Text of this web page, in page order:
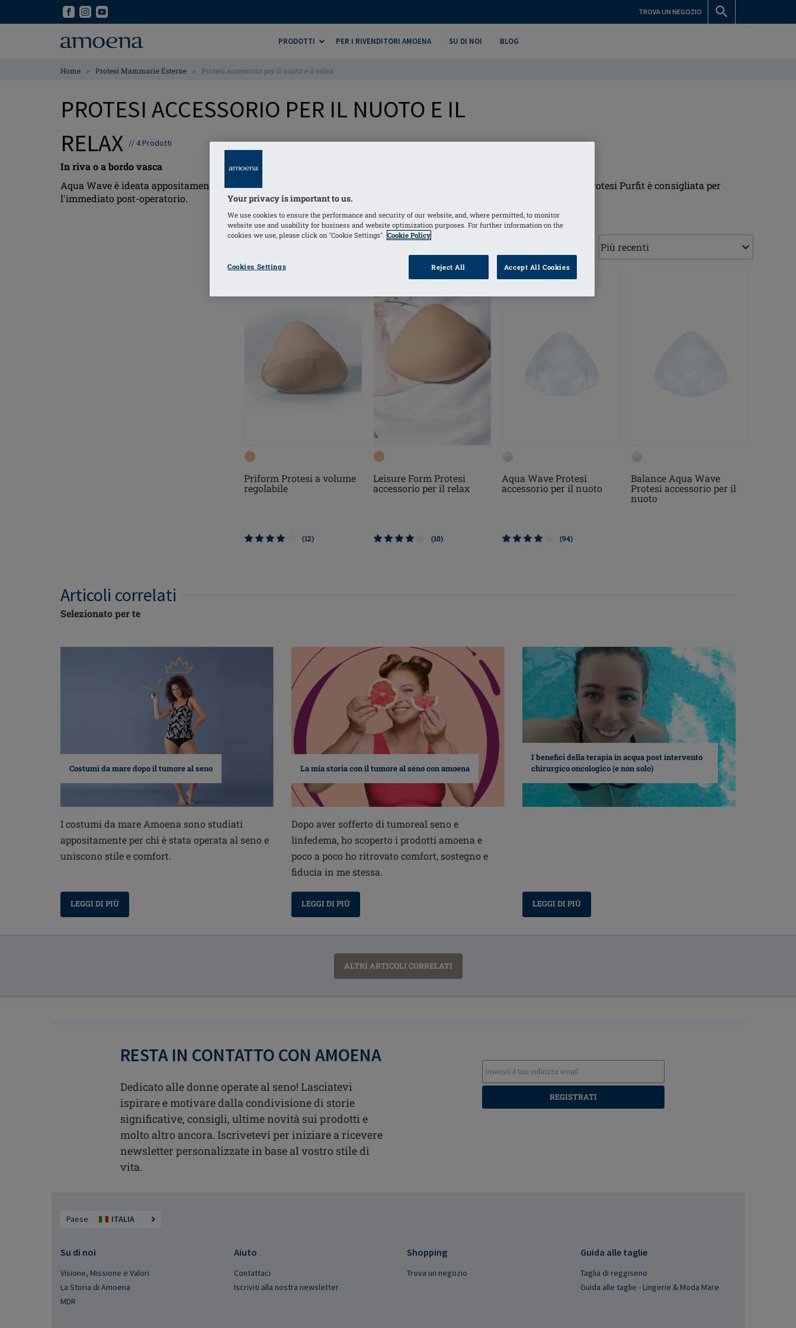
TROVA UN NEGOZIO
PRODOTTI PER I RIVENDITORI AMOENA SU DI NOI BLOG
Home > Protesi Mammarie Esterne > Protesi accessorio per il nuoto e il relax
PROTESI ACCESSORIO PER IL NUOTO E IL
RELAX // 4Prodotti
In riva o a bordo vasca
Aqua Wave è ideata appositamente per le attività in acqua. L'accessorio Leisure Form è l'ideale per il riposo, mentre la protesi Purfit è consigliata per
l'immediato post-operatorio.
Priform Protesi a volume
regolabile
(12)
Leisure Form Protesi
accessorio per il relax
(10)
Aqua Wave Protesi
accessorio per il nuoto
(94)
Balance Aqua Wave
Protesi accessorio per il
nuoto
Articoli correlati
Selezionato per te
Costumi da mare dopo il tumore al seno
I costumi da mare Amoena sono studiati
appositamente per chi è stata operata al seno e
uniscono stile e comfort.
LEGGI DI PIÙ
La mia storia con il tumore al seno con amoena
Dopo aver sofferto di tumoreal seno e
linfedema, ho scoperto i prodotti amoena e
poco a poco ho ritrovato comfort, sostegno e
fiducia in me stessa.
LEGGI DI PIÙ
I benefici della terapia in acqua post intervento
chirurgico oncologico (e non solo)
LEGGI DI PIÙ
ALTRI ARTICOLI CORRELATI
RESTA IN CONTATTO CON AMOENA
Dedicato alle donne operate al seno! Lasciatevi
ispirare e motivare dalla condivisione di storie
significative, consigli, ultime novità sui prodotti e
molto altro ancora. Iscrivetevi per iniziare a ricevere
newsletter personalizzate in base al vostro stile di
vita.
REGISTRATI
Paese ITALIA
Su di noi
Visione, Missione e Valori
La Storia di Amoena
MDR
Aiuto
Contattaci
Iscriviti alla nostra newsletter
Shopping
Trova un negozio
Guida alle taglie
Taglia di reggiseno
Guida alle taglie - Lingerie & Moda Mare
Your privacy is important to us.
We use cookies to ensure the performance and security of our website, and, where permitted, to monitor
website use and usability for business and website optimization purposes. For further information on the
cookies we use, please click on "Cookie Settings". Cookie Policy
Cookies Settings Reject All Accept All Cookies